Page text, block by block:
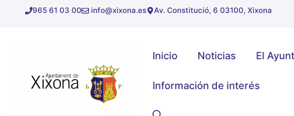
965 61 03 00 info@xixona.es Av. Constitució, 6 03100, Xixona
Inicio Noticias El
Información de interés